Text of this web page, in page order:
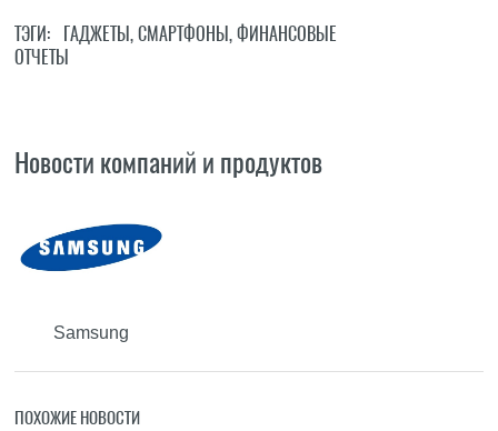
ТЭГИ: ГАДЖЕТЫ,СМАРТФОНЫ,ФИНАНСОВЫЕ
ОТЧЕТЫ
Новости компаний и продуктов
Samsung
ПОХОЖИЕ НОВОСТИ